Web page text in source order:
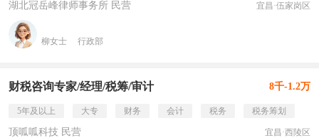
湖北冠岳峰律师事务所 民营 宜昌·伍家岗区
柳女士 行政部
财税咨询专家/经理/税筹/审计 8千-1.2万
5年及以上 大专 财务 会计 税务 税务筹划
顶呱呱科技 民营 宜昌·西陵区